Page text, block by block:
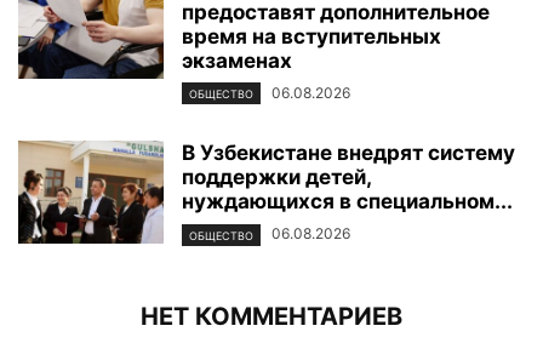
предоставят дополнительное
время на вступительных
экзаменах
ОБЩЕСТВО 06.08.2026
В Узбекистане внедрят систему
поддержки детей,
нуждающихся в специальном...
ОБЩЕСТВО 06.08.2026
НЕТ КОММЕНТАРИЕВ